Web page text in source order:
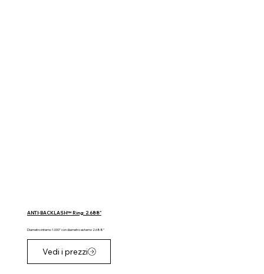
ANTI-BACKLASH™ Ring: 2.688"
Diametro interno 1.000" con diametro esterno 2.688"
Vedi i prezzi